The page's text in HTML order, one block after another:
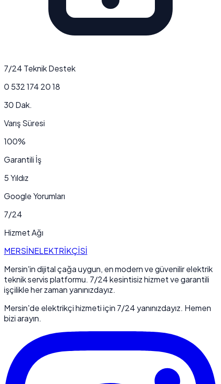
7/24 Teknik Destek
0 532 174 20 18
30 Dak.
Varış Süresi
100%
Garantili İş
5 Yıldız
Google Yorumları
7/24
Hizmet Ağı
MERSİNELEKTRİKÇİSİ
Mersin'in dijital çağa uygun, en modern ve güvenilir elektrik
teknik servis platformu. 7/24 kesintisiz hizmet ve garantili
işçilikle her zaman yanınızdayız.
Mersin'de elektrikçi hizmeti için 7/24 yanınızdayız. Hemen
bizi arayın.